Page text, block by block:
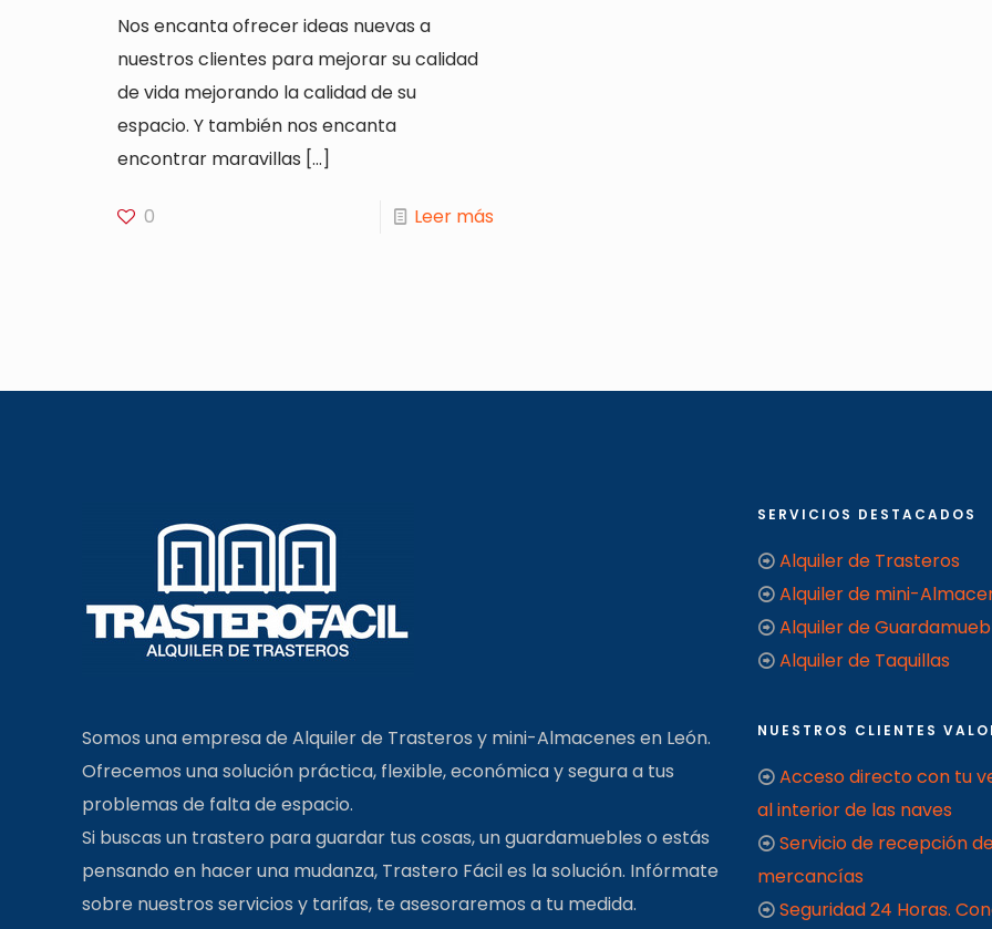
Nos encanta ofrecer ideas nuevas a
nuestros clientes para mejorar su calidad
de vida mejorando la calidad de su
espacio. Y también nos encanta
encontrar maravillas […]
0 Leer más
Somos una empresa de Alquiler de Trasteros y mini-Almacenes en León.
Ofrecemos una solución práctica, flexible, económica y segura a tus
problemas de falta de espacio.
Si buscas un trastero para guardar tus cosas, un guardamuebles o estás
pensando en hacer una mudanza, Trastero Fácil es la solución. Infórmate
sobre nuestros servicios y tarifas, te asesoraremos a tu medida.
SERVICIOS DESTACADOS
Alquiler de Trasteros
Alquiler de mini-
Alquiler de
Alquiler de Taquillas
NUESTROS CLIENTES
Acceso directo con tu
al interior de las naves
Servicio de recepción
mercancías
Seguridad 24 Horas.